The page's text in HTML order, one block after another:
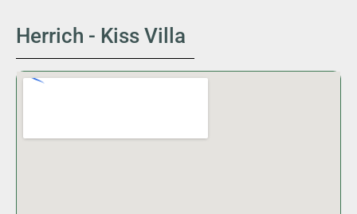
Herrich - Kiss Villa